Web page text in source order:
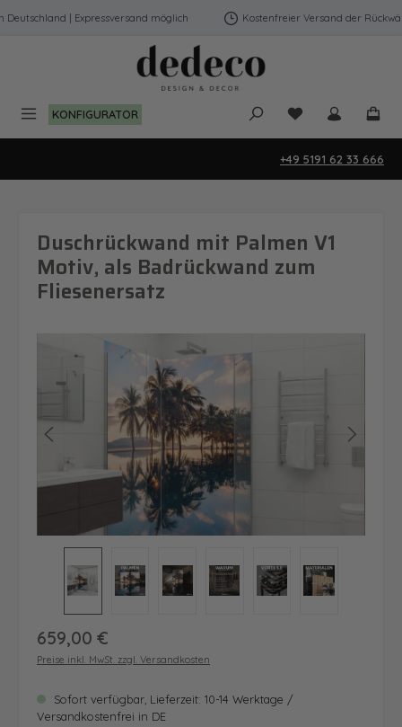
Zum Hauptinhalt springen
| Expressversand möglich Kostenfreier Versand der
KONFIGURATOR Du hast 0
+49 5191 62 33 666
Duschrückwand mit Palmen V1
Motiv, als Badrückwand zum
Fliesenersatz
Bildergalerie überspringen
Regulärer Preis:
659,00 €
Preise inkl. MwSt. zzgl. Versandkosten
Sofort verfügbar, Lieferzeit: 10-14 Werktage /
Versandkostenfrei in DE